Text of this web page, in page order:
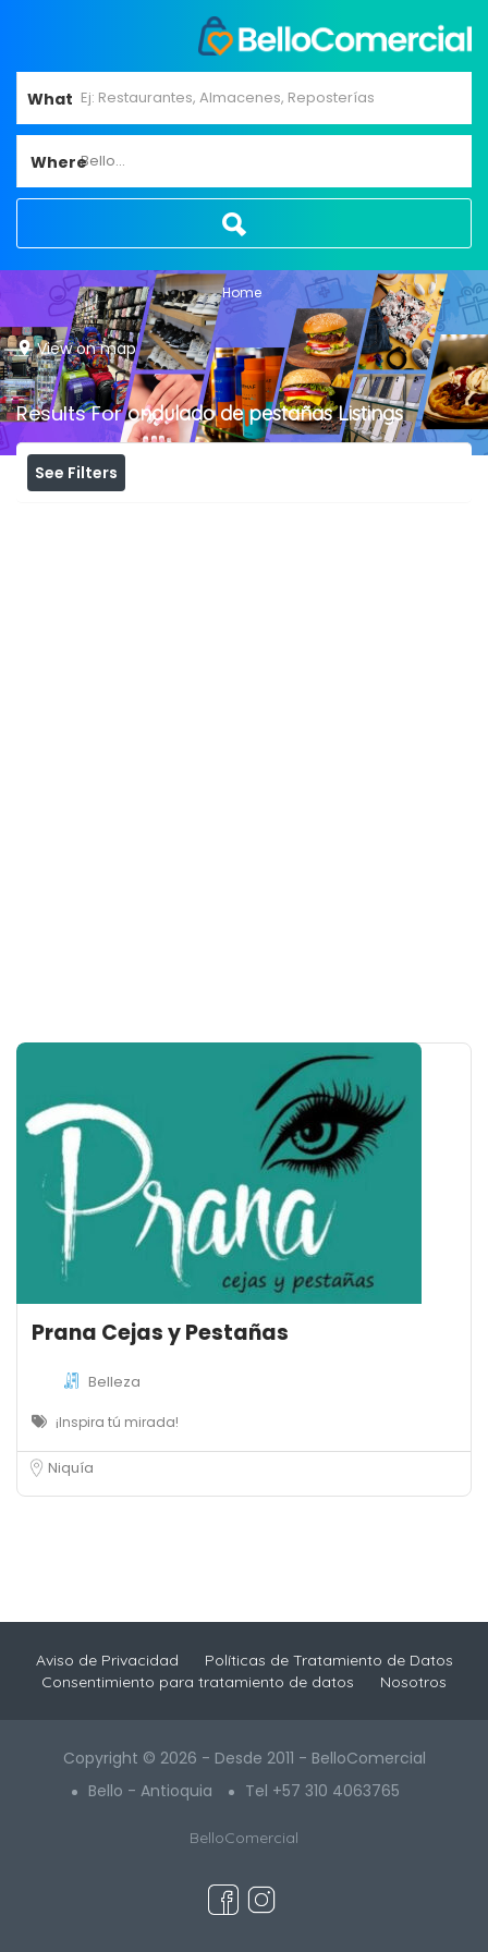
What
WhereBello...
Home
View on map
Results Forondulado de pestañas Listings
See Filters
Prana Cejas y Pestañas
Belleza
¡Inspira tú mirada!
Niquía
Aviso de Privacidad
Políticas de Tratamiento de Datos
Consentimiento para tratamiento de datos
Nosotros
Copyright © 2026 - Desde 2011 - BelloComercial
Bello - Antioquia
Tel +57 310 4063765
BelloComercial